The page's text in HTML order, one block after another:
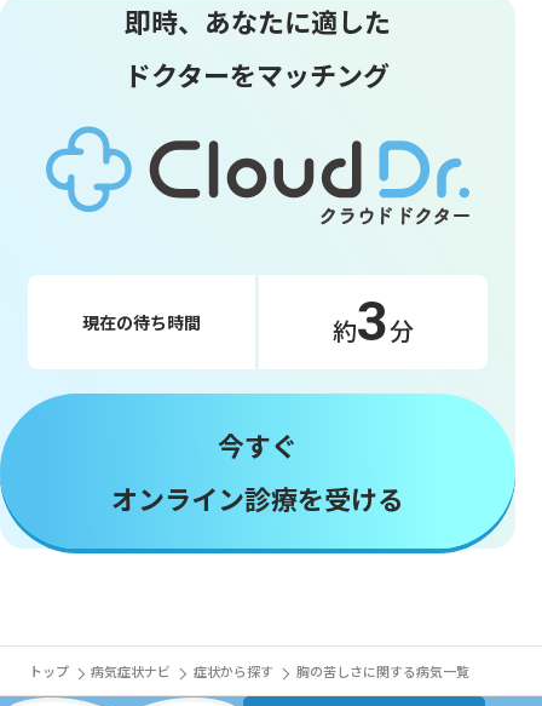
即時、あなたに適した
ドクターをマッチング
現在の待ち時間 約3分
今すぐ
オンライン診療を受ける
トップ 病気症状ナビ 症状から探す 胸の苦しさに関する病気一覧